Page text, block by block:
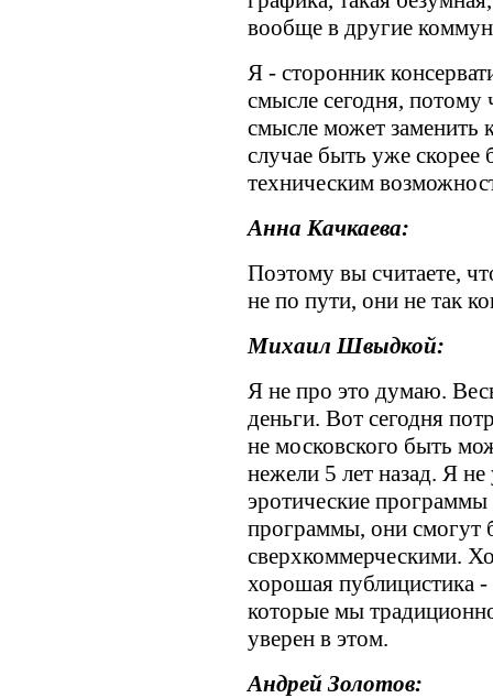
вообще в другие
Я - сторонник
смысле сегодня, потому
смысле может заменить
случае быть уже
техническим
Анна Качкаева:
Поэтому вы считаете,
не по пути, они не так
Михаил Швыдкой:
Я не про это думаю.
деньги. Вот сегодня
не московского быть
нежели 5 лет назад. Я
эротические программы
программы, они смогут
сверхкоммерческими.
хорошая публицистика
которые мы
уверен в этом.
Андрей Золотов: